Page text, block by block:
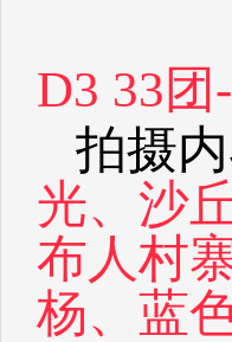
D3 33
拍摄内
光、沙
布人村
杨、蓝